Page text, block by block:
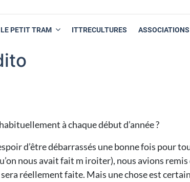
LE PETIT TRAM ITTRECULTURES ASSOCIATIONS
à chaque début d’année ?
d’être débarrassés une bonne fois pour
nous avait fait m iroiter), nous avions
réellement faite. Mais une chose est